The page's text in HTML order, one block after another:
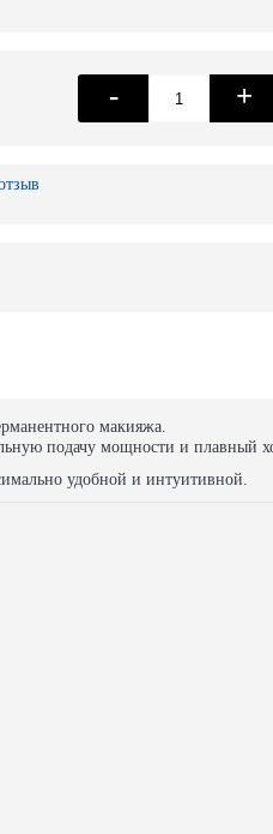
- +
макияжа.
подачу мощности и плавный
удобной и интуитивной.